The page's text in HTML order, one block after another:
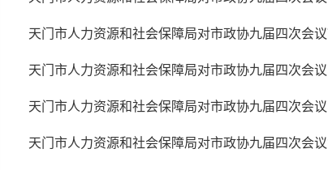
天门市人力资源和社会保障局对市政协九届四次会
天门市人力资源和社会保障局对市政协九届四次会
天门市人力资源和社会保障局对市政协九届四次会
天门市人力资源和社会保障局对市政协九届四次会